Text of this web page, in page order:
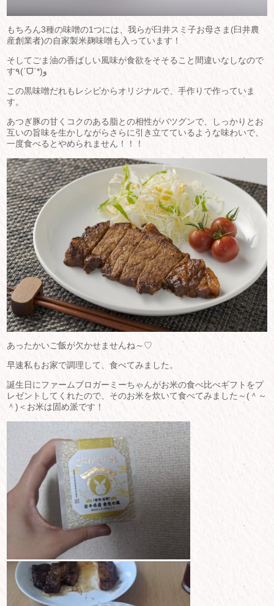
もちろん3種の味噌の1つには、我らが臼井スミ子お母さま(臼井農
産創業者)の自家製米麹味噌も入っています！
そしてごま油の香ばしい風味が食欲をそそること間違いなしなので
す٩(ˊᗜˋ*)و
この黒味噌だれもレシピからオリジナルで、手作りで作っていま
す。
あつぎ豚の甘くコクのある脂との相性がバツグンで、しっかりとお
互いの旨味を生かしながらさらに引き立てているような味わいで、
一度食べるとやめられません！！！
あったかいご飯が欠かせませんね～♡
早速私もお家で調理して、食べてみました。
誕生日にファームブロガーミーちゃんがお米の食べ比べギフトをプ
レゼントしてくれたので、そのお米を炊いて食べてみました～(＾～
＾)＜お米は固め派です！